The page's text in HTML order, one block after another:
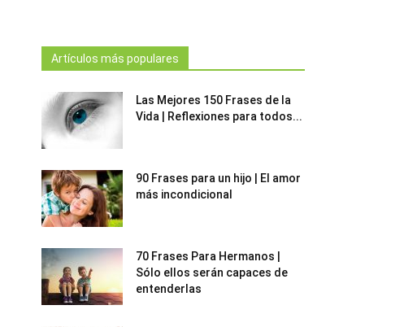
Artículos más populares
Las Mejores 150 Frases de la
Vida | Reflexiones para todos...
90 Frases para un hijo | El amor
más incondicional
70 Frases Para Hermanos |
Sólo ellos serán capaces de
entenderlas